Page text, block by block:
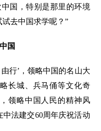
国，特别是那里的环境
去中国求学呢？”
国
行’，领略中国的名山大
长城、兵马俑等文化奇
领略中国人民的精神风
中法建交60周年庆祝活动